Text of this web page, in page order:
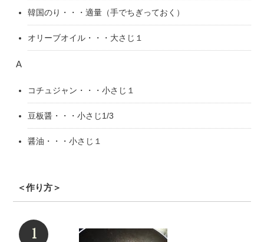
韓国のり・・・適量（手でちぎっておく）
オリーブオイル・・・大さじ１
A
コチュジャン・・・小さじ１
豆板醤・・・小さじ1/3
醤油・・・小さじ１
＜作り方＞